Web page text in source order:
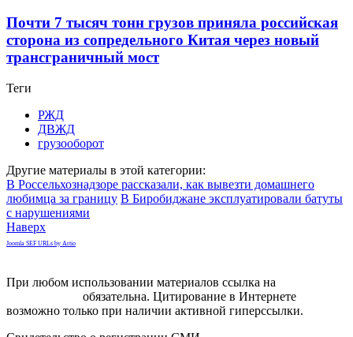
Почти 7 тысяч тонн грузов приняла российская
сторона из сопредельного Китая через новый
трансграничный мост
Теги
РЖД
ДВЖД
грузооборот
Другие материалы в этой категории:
В Россельхознадзоре рассказали, как вывезти домашнего
любимца за границу В Биробиджане эксплуатировали батуты
с нарушениями
Наверх
Joomla SEF URLs by Artio
При любом использовании материалов ссылка на
обязательна. Цитирование в Интернете
возможно только при наличии активной гиперссылки.